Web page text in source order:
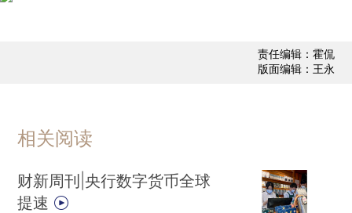
责任编辑：霍侃
版面编辑：王永
相关阅读
财新周刊|央行数字货币全球
提速